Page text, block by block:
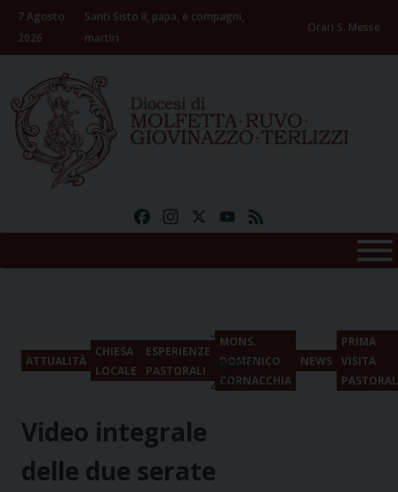
Skip
content
7 Agosto
2026
Santi Sisto II, papa, e compagni,
martiri
Orari S. Messe
FacebookInstagramYouTube
ATTUALITÀ
CHIESA
LOCALE
ESPERIENZE
PASTORALI
MONS.
DOMENICO
CORNACCHIA
NEWS
PRIMA
VISITA
7
Agosto
2026
Video integrale
delle due serate